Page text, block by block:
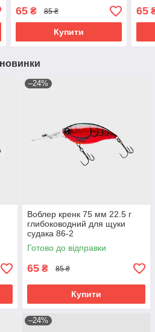
65₴ 85 ₴
Купити
65
новинки
–24%
Воблер кренк 75 мм 22.5 г
глибоководний для щуки
судака 86-2
Готово до відправки
65 ₴ 85 ₴
Купити
–24%